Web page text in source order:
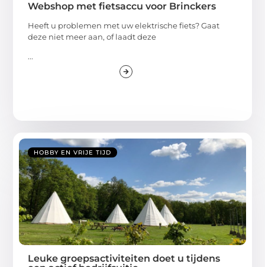
Webshop met fietsaccu voor Brinckers
Heeft u problemen met uw elektrische fiets? Gaat
deze niet meer aan, of laadt deze
...
HOBBY EN VRIJE TIJD
Leuke groepsactiviteiten doet u tijdens